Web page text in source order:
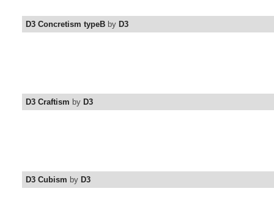
D3 Concretism typeB by D3
D3 Craftism by D3
D3 Cubism by D3